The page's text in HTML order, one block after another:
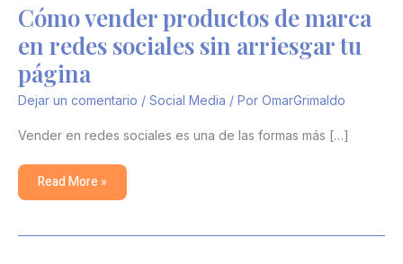
Cómo vender productos de marca
en redes sociales sin arriesgar tu
página
Dejar un comentario / Social Media / Por OmarGrimaldo
Vender en redes sociales es una de las formas más […]
Read More »